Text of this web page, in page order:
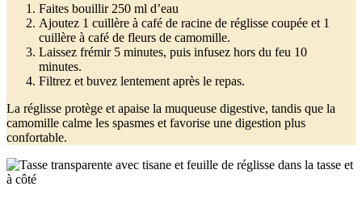
Faites bouillir 250 ml d’eau
Ajoutez 1 cuillère à café de racine de réglisse coupée et 1
cuillère à café de fleurs de camomille.
Laissez frémir 5 minutes, puis infusez hors du feu 10
minutes.
Filtrez et buvez lentement après le repas.
La réglisse protège et apaise la muqueuse digestive, tandis que la
camomille calme les spasmes et favorise une digestion plus
confortable.